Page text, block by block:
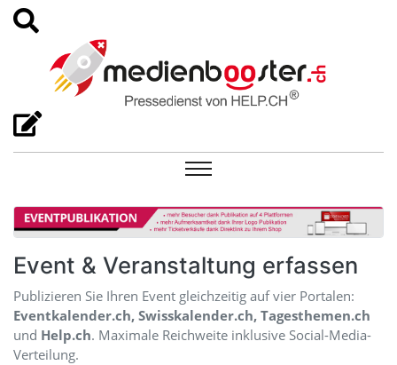
Event & Veranstaltung erfassen
Publizieren Sie Ihren Event gleichzeitig auf vier Portalen:
Eventkalender.ch, Swisskalender.ch, Tagesthemen.ch
und Help.ch. Maximale Reichweite inklusive Social-Media-
Verteilung.